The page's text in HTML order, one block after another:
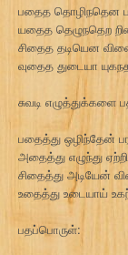
பதைத தொழிநதென
யதைத தெழுநதெற
சிதைத தடியென
வுதைத துடையா
சுவடி எழுத்துக்களை
பதைத்து ஒழிந்தேன்
அதைத்து எழுந்து
சிதைத்து அடியேன்
உதைத்து உடையாய்
பதப்பொருள்: